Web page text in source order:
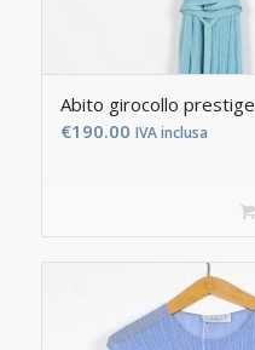
Abito girocollo prestige
€190.00 IVA inclusa